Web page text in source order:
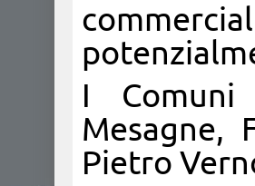
I
Mesagne,
Pietro